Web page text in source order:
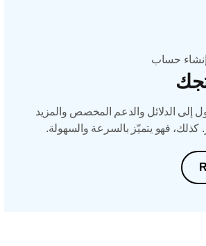
حساب
الدلائل والدعم المخصص والمزيد
فهو يتميّز بالسرعة والسهولة.